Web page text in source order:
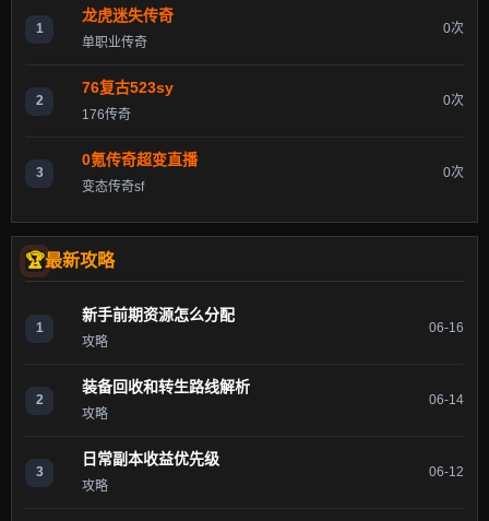
1
龙虎迷失传奇
单职业传奇
0次
2
76复古523sy
176传奇
0次
3
0氪传奇超变直播
变态传奇sf
0次
最新攻略
1
新手前期资源怎么分配
攻略
06-16
2
装备回收和转生路线解析
攻略
06-14
3
日常副本收益优先级
攻略
06-12